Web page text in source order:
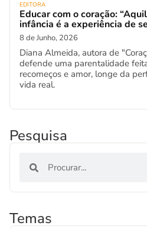
EDITORA
Educar com o coração:
infância é a experiência de
8 de Junho, 2026
Diana Almeida, autora de
defende uma parentalidade
recomeços e amor, longe da
vida real.
Pesquisa
Temas